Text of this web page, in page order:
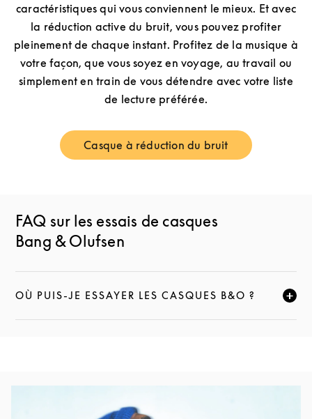
caractéristiques qui vous conviennent le mieux. Et avec
la réduction active du bruit, vous pouvez profiter
pleinement de chaque instant. Profitez de la musique à
votre façon, que vous soyez en voyage, au travail ou
simplement en train de vous détendre avec votre liste
de lecture préférée.
Casque à réduction du bruit
Link Opens in New Tab
FAQ sur les essais de casques
Bang & Olufsen
OÙ PUIS-JE ESSAYER LES CASQUES B&O ?
CLIQUEZ POUR ÉLARGIR CETTE DESCRIPTION ET